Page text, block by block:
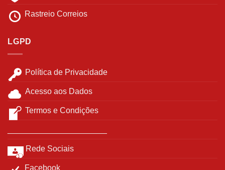
Rastreio Correios
LGPD
Política de Privacidade
Acesso aos Dados
Termos e Condições
Rede Sociais
Facebook